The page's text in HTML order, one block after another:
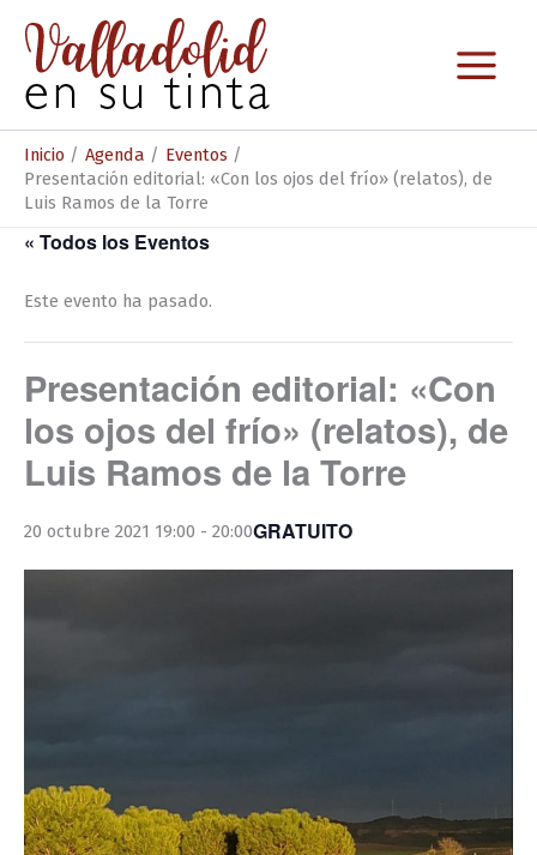
contenido
Inicio Agenda
Eventos
Presentación editorial: «Con los ojos del frío» (relatos), de
Luis Ramos de la Torre
« Todos los Eventos
Este evento ha pasado.
Presentación editorial: «Con
los ojos del frío» (relatos), de
Luis Ramos de la Torre
20 octubre 2021 19:00 - 20:00GRATUITO